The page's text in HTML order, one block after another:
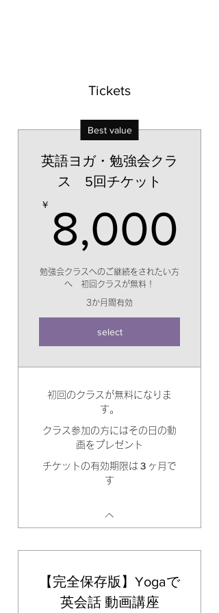
Tickets
Best value
英語ヨガ・勉強会クラ
ス 5回チケット
￥ 8,000
勉強会クラスへのご継続をされたい方
へ 初回クラスが無料！
3か月間有効
select
初回のクラスが無料になりま
す。
クラス参加の方にはその日の動
画をプレゼント
チケットの有効期限は３ヶ月で
す
【完全保存版】Yogaで
英会話 動画講座